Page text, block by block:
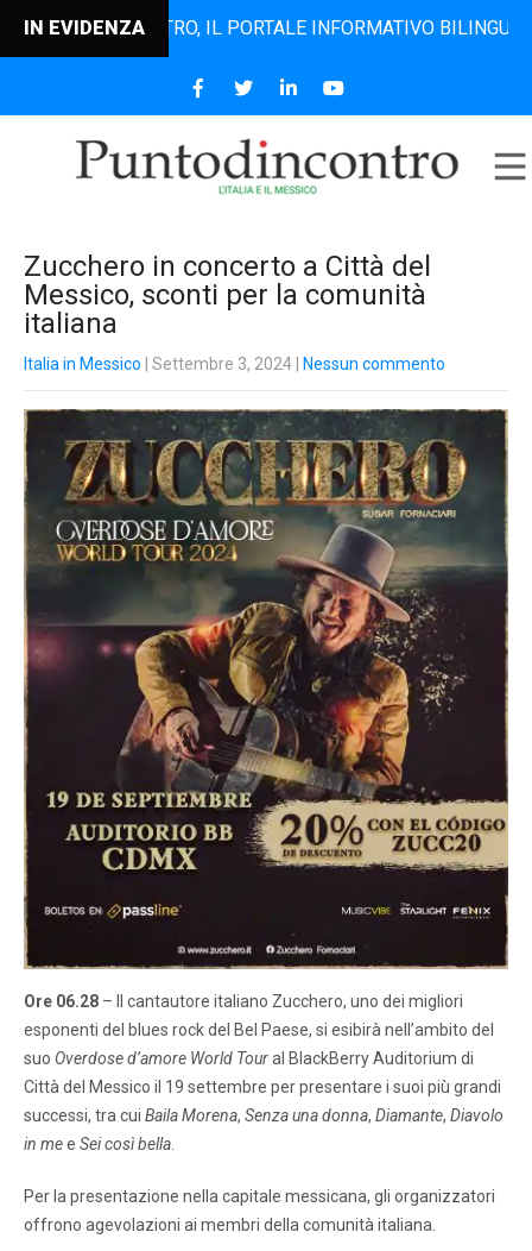
IN EVIDENZA IL PORTALE INFORMATIVO BILINGUE
Zucchero in concerto a Città del
Messico, sconti per la comunità
italiana
Italia in Messico | Settembre 3, 2024 Nessun commento
Ore 06.28 – Il cantautore italiano Zucchero, uno dei migliori
esponenti del blues rock del Bel Paese, si esibirà nell’ambito del
suo Overdose d’amore World Toural BlackBerry Auditorium di
Città del Messico il 19 settembre per presentare i suoi più grandi
successi, tra cui Baila Morena, Senza una donna, Diamante, Diavolo
in mee Sei così bella
Per la presentazione nella capitale messicana, gli organizzatori
offrono agevolazioni ai membri della comunità italiana.